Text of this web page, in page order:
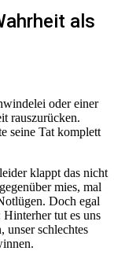
als
oder einer
rauszurücken.
seine Tat komplett
klappt das nicht
mies, mal
Doch egal
Hinterher tut es uns
unser schlechtes